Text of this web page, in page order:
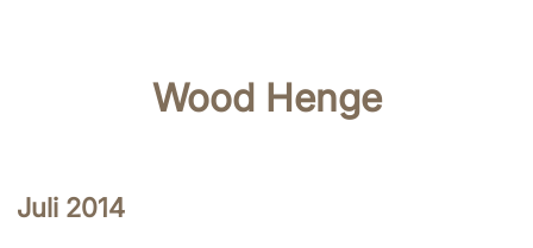
Wood Henge
Juli 2014